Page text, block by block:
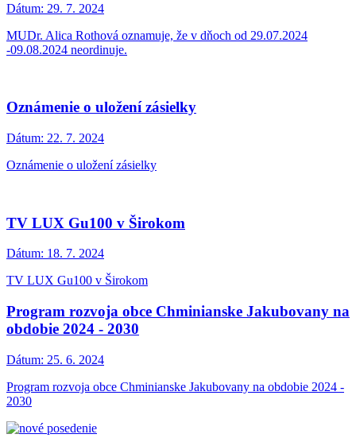
Dátum: 29. 7. 2024
MUDr. Alica Rothová oznamuje, že v dňoch od 29.07.2024
-09.08.2024 neordinuje.
Oznámenie o uložení zásielky
Dátum: 22. 7. 2024
Oznámenie o uložení zásielky
TV LUX Gu100 v Širokom
Dátum: 18. 7. 2024
TV LUX Gu100 v Širokom
Program rozvoja obce Chminianske Jakubovany na
obdobie 2024 - 2030
Dátum: 25. 6. 2024
Program rozvoja obce Chminianske Jakubovany na obdobie 2024 -
2030